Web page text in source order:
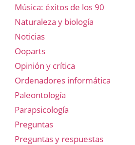
Música: éxitos de los 90
Naturaleza y biología
Noticias
Ooparts
Opinión y crítica
Ordenadores informática
Paleontología
Parapsicología
Preguntas
Preguntas y respuestas